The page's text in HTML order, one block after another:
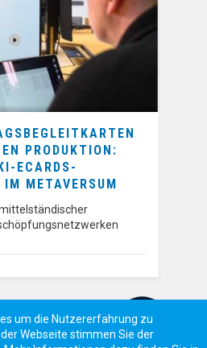
PRODUKTION:
ECARDS-
METAVERSUM
um die Nutzererfahrung zu
Webseite stimmen Sie der